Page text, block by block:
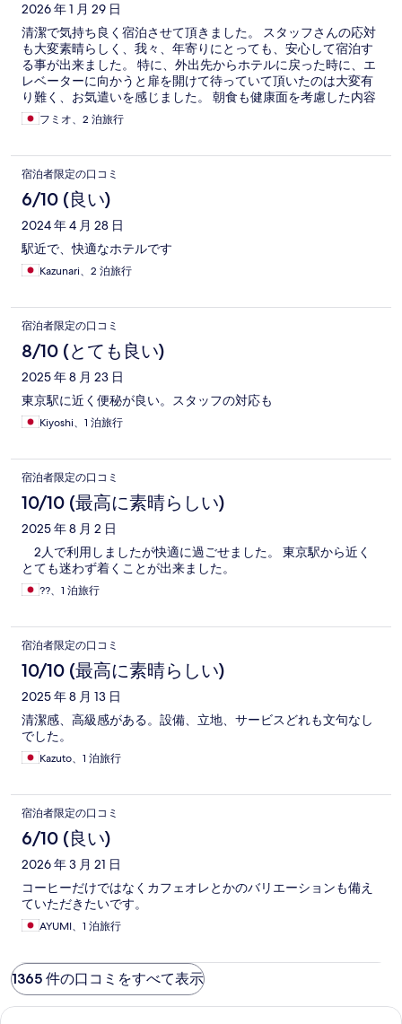
2026 年 1 月 29 日
清潔で気持ち良く宿泊させて頂きました。 スタッフさんの応対
も大変素晴らしく、我々、年寄りにとっても、安心して宿泊す
る事が出来ました。 特に、外出先からホテルに戻った時に、エ
レベーターに向かうと扉を開けて待っていて頂いたのは大変有
り難く、お気遣いを感じました。 朝食も健康面を考慮した内容
で美味しく頂きました。 機会があればまた宿泊させて頂きたい
と思います。 大変ありがとう御座いました。
フミオ、2 泊旅行
宿泊者限定の口コミ
6/10 (良い)
2024 年 4 月 28 日
駅近で、快適なホテルです
Kazunari、2 泊旅行
宿泊者限定の口コミ
8/10 (とても良い)
2025 年 8 月 23 日
東京駅に近く便秘が良い。スタッフの対応も
Kiyoshi、1 泊旅行
宿泊者限定の口コミ
10/10 (最高に素晴らしい)
2025 年 8 月 2 日
2人で利用しましたが快適に過ごせました。 東京駅から近く
とても迷わず着くことが出来ました。
??、1 泊旅行
宿泊者限定の口コミ
10/10 (最高に素晴らしい)
2025 年 8 月 13 日
清潔感、高級感がある。設備、立地、サービスどれも文句なし
でした。
Kazuto、1 泊旅行
宿泊者限定の口コミ
6/10 (良い)
2026 年 3 月 21 日
コーヒーだけではなくカフェオレとかのバリエーションも備え
ていただきたいです。
AYUMI、1 泊旅行
1365 件の口コミをすべて表示